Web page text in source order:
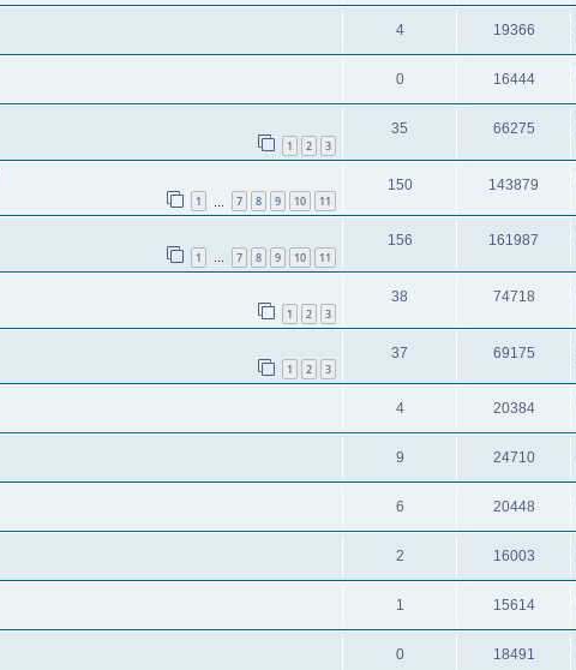
4 19366
0 16444
1 2 3
35 66275
1 7 8 9 10 11
150 143879
1 … 7 8 9 10 11
156 161987
1 2 3
38 74718
1 2 3
37 69175
4 20384
9 24710
6 20448
2 16003
1 15614
0 18491